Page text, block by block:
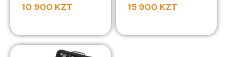
10 900 KZT 15 900 KZT